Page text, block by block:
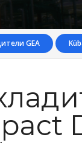
GEA